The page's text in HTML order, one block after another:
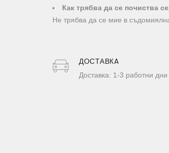
Как трябва да се почиства
Не трябва да се мие в
ДОСТАВКA
Доставка: 1-3 работни дни